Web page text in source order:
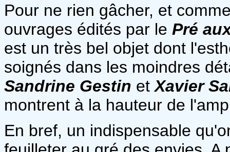
Pour ne rien gâcher, et
ouvrages édités par le Pré
est un très bel objet dont
soignés dans les moindres
Sandrine Gestin etXavier
montrent à la hauteur de
En bref, un indispensable